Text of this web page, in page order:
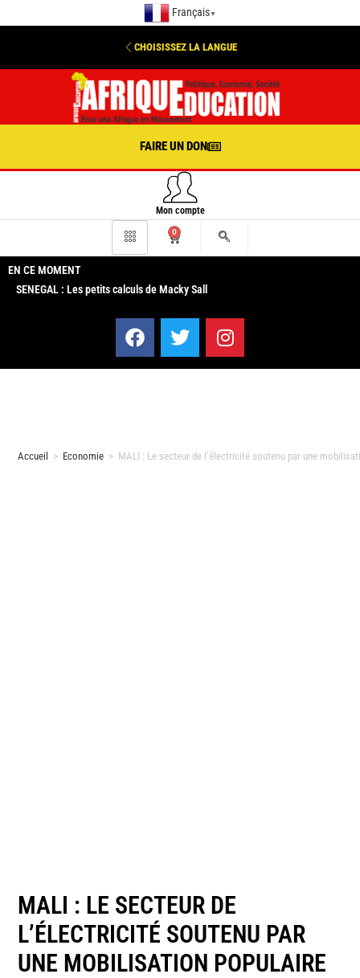
Français ▼
CHOISISSEZ LA LANGUE
FAIRE UN DON
Mon compte
0
EN CE MOMENT
SENEGAL : Les petits calculs de Macky Sall
Accueil > Economie > MALI : Le secteur de l’électricité soutenu par une
MALI : LE SECTEUR DE
L’ÉLECTRICITÉ SOUTENU PAR
UNE MOBILISATION POPULAIRE